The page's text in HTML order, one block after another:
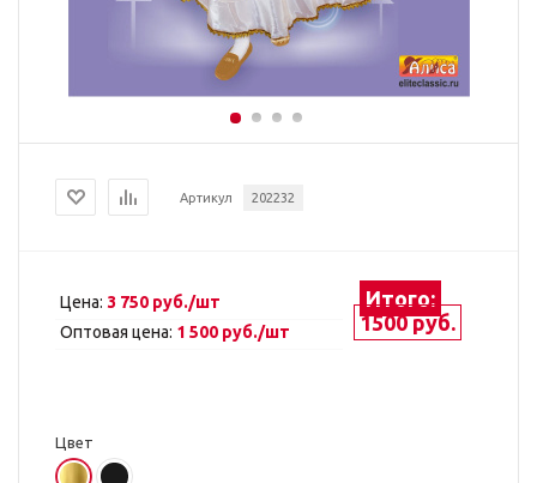
Артикул 202232
Цена: 3 750 руб./шт
Оптовая цена: 1 500 руб./шт
Итого:
1500 руб.
Цвет